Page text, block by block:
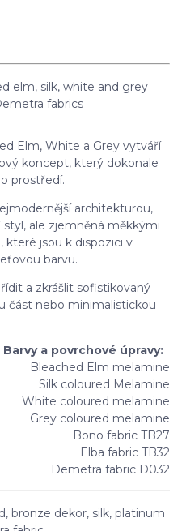
Elm, White a Grey vytváří
koncept, který dokonale
prostředí.
architekturou,
ale zjemněná měkkými
které jsou k dispozici v
barvu.
a zkrášlit sofistikovaný
část nebo minimalistickou
Barvy a povrchové úpravy:
Bleached Elm melamine
Silk coloured Melamine
White coloured melamine
Grey coloured melamine
Bono fabric TB27
Elba fabric TB32
Demetra fabric D032